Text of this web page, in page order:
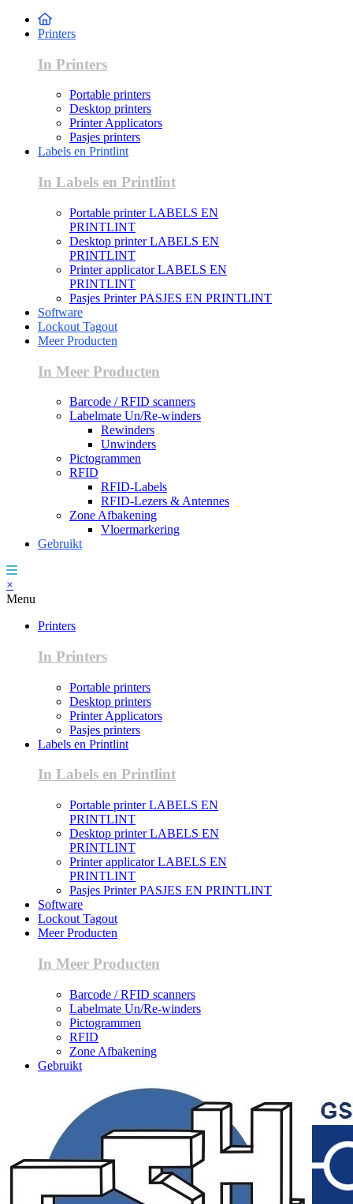
Printers
In Printers
Portable printers
Desktop printers
Printer Applicators
Pasjes printers
Labels en Printlint
In Labels en Printlint
Portable printer LABELS EN
PRINTLINT
Desktop printer LABELS EN
PRINTLINT
Printer applicator LABELS EN
PRINTLINT
Pasjes Printer PASJES EN PRINTLINT
Software
Lockout Tagout
Meer Producten
In Meer Producten
Barcode / RFID scanners
Labelmate Un/Re-winders
Rewinders
Unwinders
Pictogrammen
RFID
RFID-Labels
RFID-Lezers & Antennes
Zone Afbakening
Vloermarkering
Gebruikt
×
Menu
Printers
In Printers
Portable printers
Desktop printers
Printer Applicators
Pasjes printers
Labels en Printlint
In Labels en Printlint
Portable printer LABELS EN
PRINTLINT
Desktop printer LABELS EN
PRINTLINT
Printer applicator LABELS EN
PRINTLINT
Pasjes Printer PASJES EN PRINTLINT
Software
Lockout Tagout
Meer Producten
In Meer Producten
Barcode / RFID scanners
Labelmate Un/Re-winders
Pictogrammen
RFID
Zone Afbakening
Gebruikt